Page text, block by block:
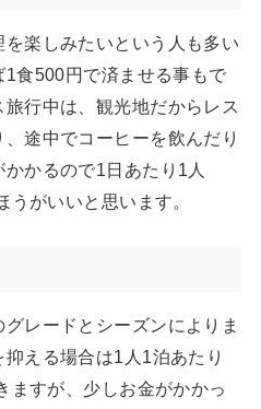
楽しみたいという人も多い
食500円で済ませる事もで
行中は、観光地だからレス
途中でコーヒーを飲んだり
かるので1日あたり1人
がいいと思います。
レードとシーズンによりま
える場合は1人1泊あたり
ますが、少しお金がかかっ